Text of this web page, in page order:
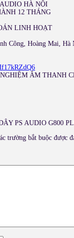
HÀ NỘI
12 THÁNG
LINH HOẠT
Công, Hoàng Mai, Hà
ÂM THANH
PS AUDIO G800
trường bắt buộc được